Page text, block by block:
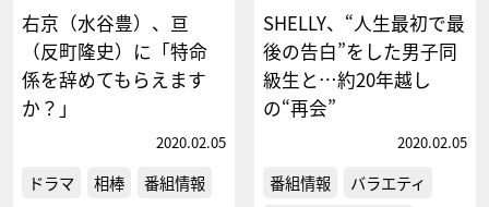
右京（水谷豊）、亘
（反町隆史）に「特命
係を辞めてもらえます
か？」
2020.02.05
ドラマ 相棒 番組情報
SHELLY、“人生最初で最
後の告白”をした男子同
級生と…約20年越し
の“再会”
2020.02.05
番組情報
バラエティ